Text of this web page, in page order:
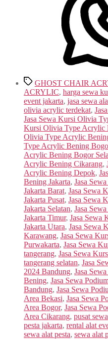
TagsGHOST CHAIR
ACRYLIC, harga sewa
event jakarta, jasa sewa
olivia acrylic terdekat,
Jasa Sewa Kursi Olivia
Kursi Olivia Type Acrylic
Olivia Type Acrylic
Type Acrylic Bening
Acrylic Bening Bogor
Acrylic Bening Cikarang,
Acrylic Bening Depok,
Bening Jakarta, Jasa
Jakarta Barat, Jasa Sewa
Jakarta Pusat, Jasa Sewa
Jakarta Selatan, Jasa
Jakarta Timur, Jasa Sewa
Jakarta Utara, Jasa Sewa
Karawang, Jasa Sewa
Purwakarta, Jasa Sewa
tangerang, Jasa Sewa
tangerang selatan, Jasa
2024 Bandung, Jasa
Bening, Jasa Sewa
Bandung, Jasa Sewa
Area Bekasi, Jasa Sewa
Area Bogor, Jasa Sewa
Area Cikarang, pusat
pesta jakarta, rental alat
sewa alat pesta, sewa alat